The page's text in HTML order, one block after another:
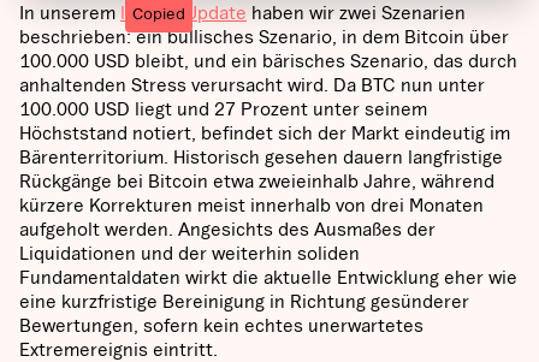
In unserem letzten Update haben wir zwei Szenarien
beschrieben: ein bullisches Szenario, in dem Bitcoin über
100.000 USD bleibt, und ein bärisches Szenario, das durch
anhaltenden Stress verursacht wird. Da BTC nun unter
100.000 USD liegt und 27 Prozent unter seinem
Höchststand notiert, befindet sich der Markt eindeutig im
Bärenterritorium. Historisch gesehen dauern langfristige
Rückgänge bei Bitcoin etwa zweieinhalb Jahre, während
kürzere Korrekturen meist innerhalb von drei Monaten
aufgeholt werden. Angesichts des Ausmaßes der
Liquidationen und der weiterhin soliden
Fundamentaldaten wirkt die aktuelle Entwicklung eher wie
eine kurzfristige Bereinigung in Richtung gesünderer
Bewertungen, sofern kein echtes unerwartetes
Extremereignis eintritt.
Copied